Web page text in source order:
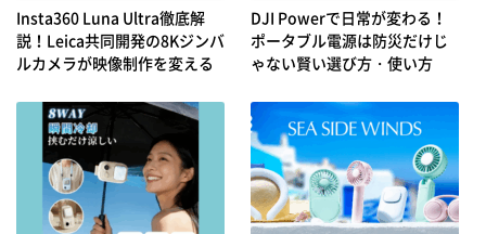
Insta360 Luna Ultra徹底解
説！Leica共同開発の8Kジンバ
ルカメラが映像制作を変える
DJI Powerで日常が変わる！
ポータブル電源は防災だけじ
ゃない賢い選び方・使い方